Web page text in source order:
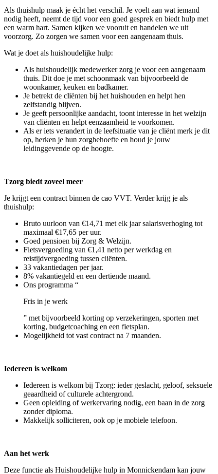
Als thuishulp maak je écht het verschil. Je voelt aan wat iemand
nodig heeft, neemt de tijd voor een goed gesprek en biedt hulp met
een warm hart. Samen kijken we vooruit en handelen we uit
voorzorg. Zo zorgen we samen voor een aangenaam thuis.
Wat je doet als huishoudelijke hulp:
Als huishoudelijk medewerker zorg je voor een aangenaam
thuis. Dit doe je met schoonmaak van bijvoorbeeld de
woonkamer, keuken en badkamer.
Je betrekt de cliënten bij het huishouden en helpt hen
zelfstandig blijven.
Je geeft persoonlijke aandacht, toont interesse in het welzijn
van cliënten en helpt eenzaamheid te voorkomen.
Als er iets verandert in de leefsituatie van je cliënt merk je dit
op, herken je hun zorgbehoefte en houd je jouw
leidinggevende op de hoogte.
Tzorg biedt zoveel meer
Je krijgt een contract binnen de cao VVT. Verder krijg je als
thuishulp:
Bruto uurloon van €14,71 met elk jaar salarisverhoging tot
maximaal €17,65 per uur.
Goed pensioen bij Zorg & Welzijn.
Fietsvergoeding van €1,41 netto per werkdag en
reistijdvergoeding tussen cliënten.
33 vakantiedagen per jaar.
8% vakantiegeld en een dertiende maand.
Ons programma “
Fris in je werk
” met bijvoorbeeld korting op verzekeringen, sporten met
korting, budgetcoaching en een fietsplan.
Mogelijkheid tot vast contract na 7 maanden.
Iedereen is welkom
Iedereen is welkom bij Tzorg: ieder geslacht, geloof, seksuele
geaardheid of culturele achtergrond.
Geen opleiding of werkervaring nodig, een baan in de zorg
zonder diploma.
Makkelijk solliciteren, ook op je mobiele telefoon.
Aan het werk
Deze functie als Huishoudelijke hulp in Monnickendam kan jouw